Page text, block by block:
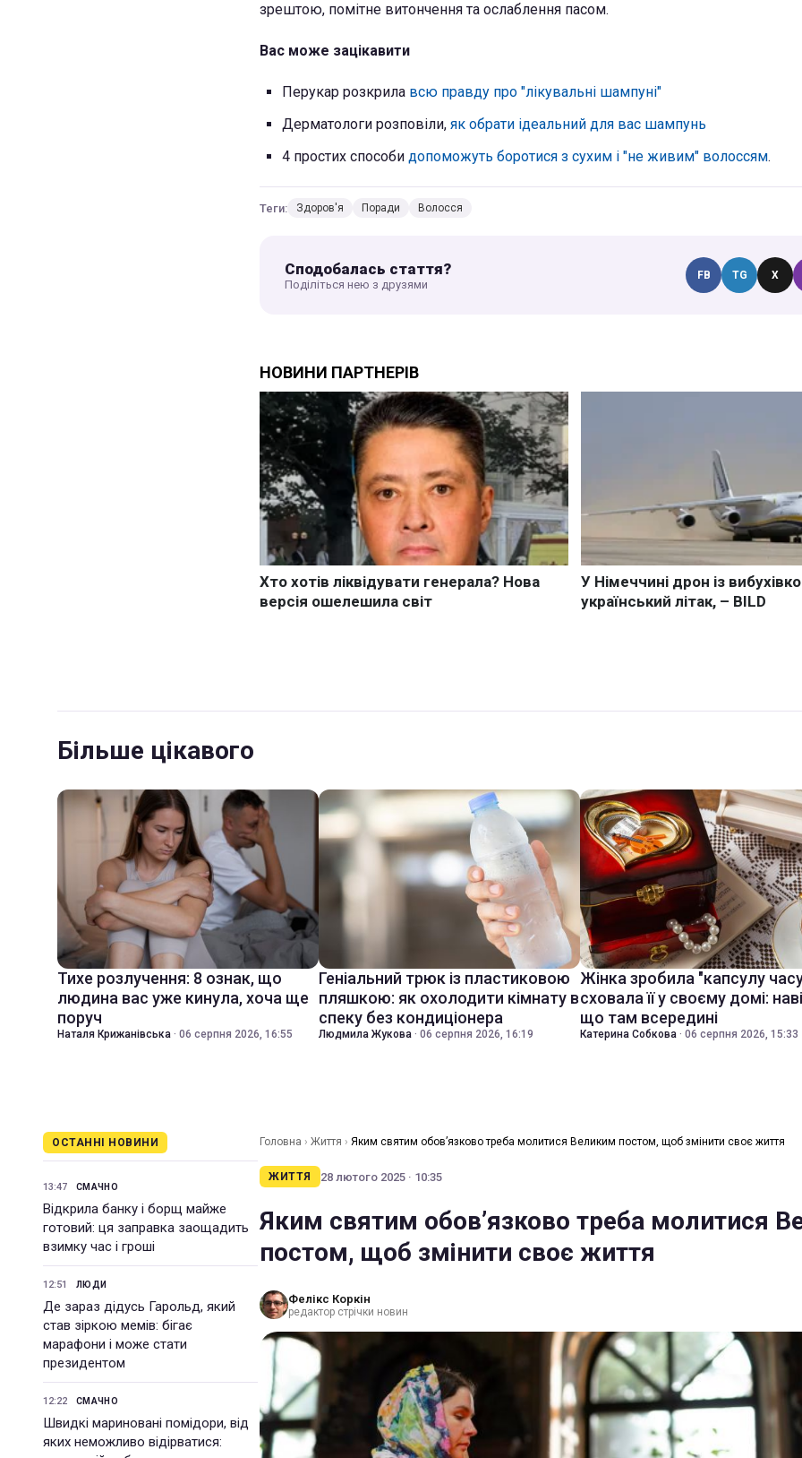
зрештою, помітне витончення та ослаблення пасом.
Вас може зацікавити
Перукар розкрила всю правду про "лікувальні шампуні"
Дерматологи розповіли, як обрати ідеальний для вас шампунь
4 простих способи допоможуть боротися з сухим і "не живим" волоссям.
Теги: Здоров'я Поради Волосся
Сподобалась стаття?
Поділіться нею з друзями
FB TG X
Більше цікавого
Тихе розлучення: 8 ознак, що
людина вас уже кинула, хоча ще
поруч
Наталя Крижанівська · 06 серпня 2026, 16:55
Геніальний трюк із пластиковою
пляшкою: як охолодити кімнату в
спеку без кондиціонера
Людмила Жукова · 06 серпня 2026, 16:19
Жінка зробила "капсулу
сховала її у своєму домі:
що там всередині
Катерина Собкова · 06 серпня 2026, 15:33
ОСТАННІ НОВИНИ
13:47 СМАЧНО
Відкрила банку і борщ майже
готовий: ця заправка заощадить
взимку час і гроші
12:51 ЛЮДИ
Де зараз дідусь Гарольд, який
став зіркою мемів: бігає
марафони і може стати
президентом
12:22 СМАЧНО
Швидкі мариновані помідори, від
яких неможливо відірватися:
Головна › Життя › Яким святим обов’язково треба молитися Великим постом, щоб змінити своє життя
ЖИТТЯ 28 лютого 2025 · 10:35
Яким святим обов’язково треба молитися
постом, щоб змінити своє життя
Фелікс Коркін
редактор стрічки новин